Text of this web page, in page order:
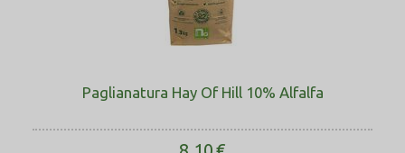
Paglianatura Hay Of Hill 10% Alfalfa